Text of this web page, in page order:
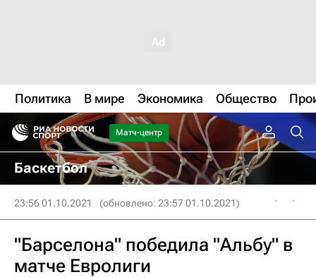
Политика В мире Экономика Общество
Матч-центр
Баскетбол
23:56 01.10.2021 (обновлено: 23:57 01.10.2021)
"Барселона" победила "Альбу" в
матче Евролиги